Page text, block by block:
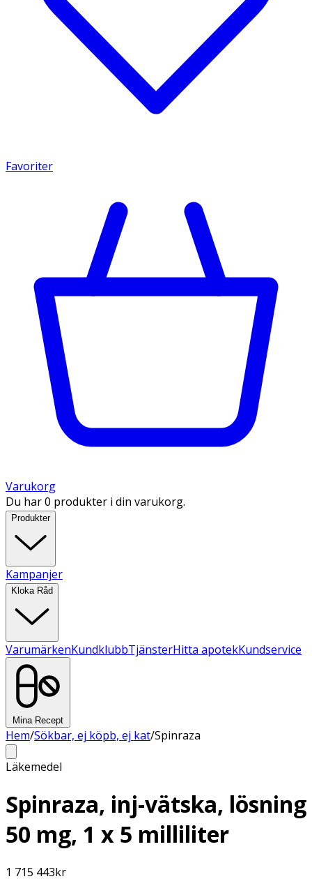
Favoriter
Varukorg
Du har 0 produkter i din varukorg.
Produkter
Kampanjer
Kloka Råd
VarumärkenKundklubbTjänsterHitta apotekKundservice
Mina Recept
Hem/Sökbar, ej köpb, ej kat/Spinraza
Läkemedel
Spinraza, inj-vätska, lösning
50 mg, 1 x 5 milliliter
1 715 443kr